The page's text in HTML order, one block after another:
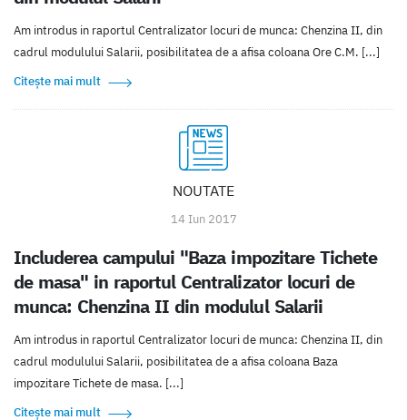
Am introdus in raportul Centralizator locuri de munca: Chenzina II, din
cadrul modulului Salarii, posibilitatea de a afisa coloana Ore C.M. [...]
Citește mai mult
NOUTATE
14 Iun 2017
Includerea campului "Baza impozitare Tichete
de masa" in raportul Centralizator locuri de
munca: Chenzina II din modulul Salarii
Am introdus in raportul Centralizator locuri de munca: Chenzina II, din
cadrul modulului Salarii, posibilitatea de a afisa coloana Baza
impozitare Tichete de masa. [...]
Citește mai mult